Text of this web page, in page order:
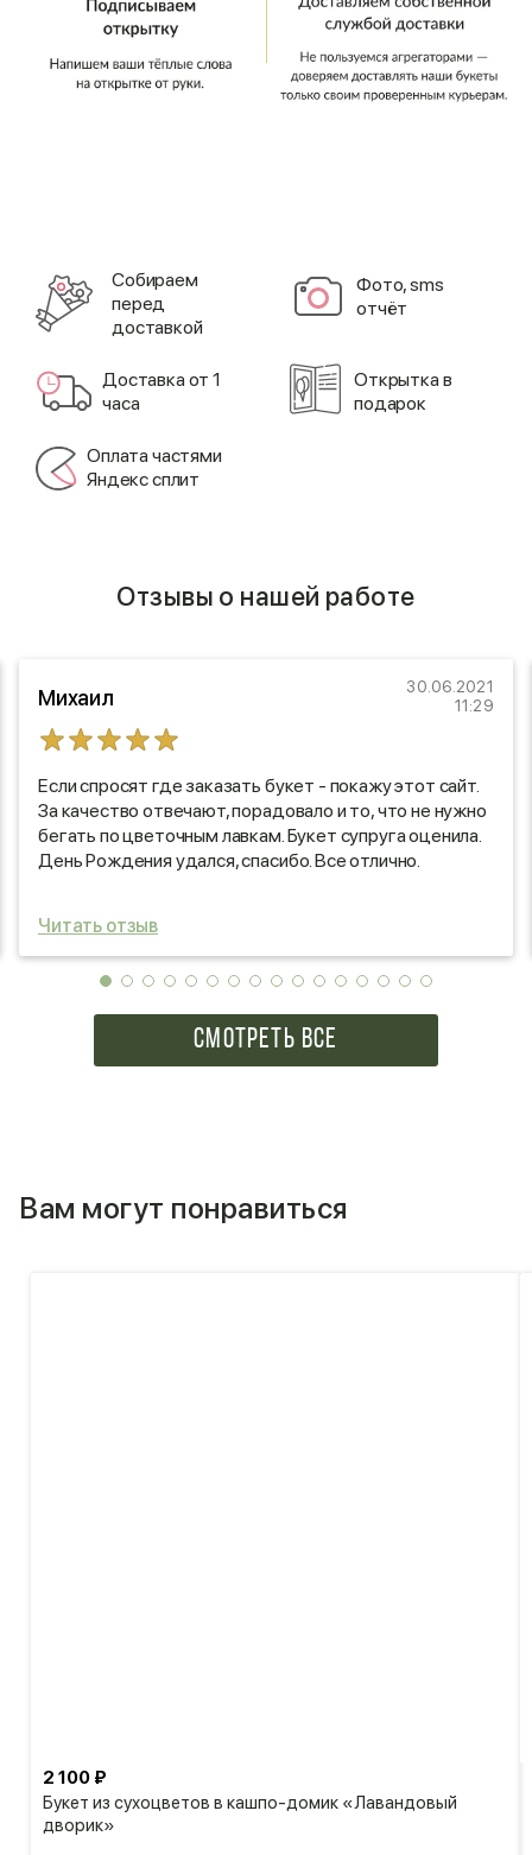
Cобираем
перед
доставкой
Фото, sms
отчёт
Доставка от 1
часа
Открытка в
подарок
Оплата частями
Яндекс сплит
Отзывы о нашей работе
Михаил
30.06.2021
11:29
Если спросят где заказать букет - покажу этот сайт.
За качество отвечают, порадовало и то, что не нужно
бегать по цветочным лавкам. Букет супруга оценила.
День Рождения удался, спасибо. Все отлично.
Читать отзыв
СМОТРЕТЬ ВСЕ
Вам могут понравиться
Букет из сухоцветов в кашпо-домик «Лавандовый
дворик»
2 100 ₽